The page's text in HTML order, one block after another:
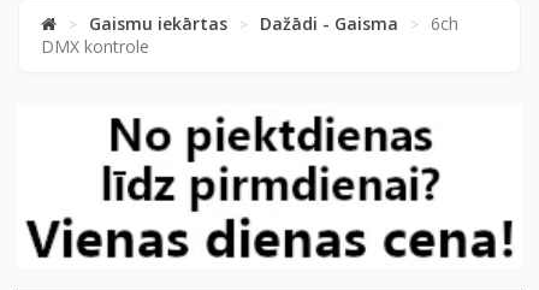
> Gaismu iekārtas > Dažādi - Gaisma >
6ch
DMX kontrole